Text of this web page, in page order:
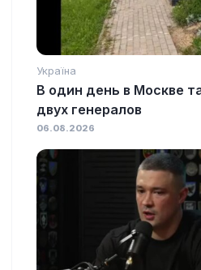
Україна
В один день в Москве
двух генералов
06.08.2026